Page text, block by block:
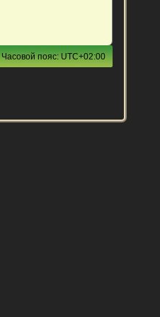
Часовой пояс:UTC+02:00